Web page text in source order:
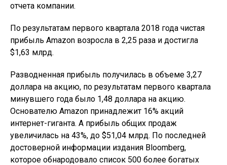
отчета компании.
По результатам первого квартала 2018 года чистая
прибыль Amazon возросла в 2,25 раза и достигла
$1,63 млрд.
Разводненная прибыль получилась в объеме 3,27
доллара на акцию, по результатам первого квартала
минувшего года было 1,48 доллара на акцию.
Основателю Amazon принадлежит 16% акций
интернет-гиганта. А прибыль общих продаж
увеличилась на 43%, до $51,04 млрд. По последней
достоверной информации издания Bloomberg,
которое обнародовало список 500 более богатых